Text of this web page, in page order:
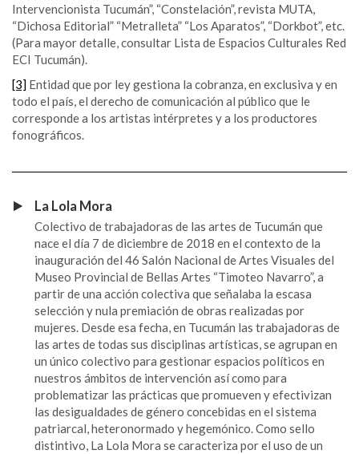
Intervencionista Tucumán”, “Constelación”, revista MUTA,
“Dichosa Editorial” “Metralleta” “Los Aparatos”, “Dorkbot”, etc.
(Para mayor detalle, consultar Lista de Espacios Culturales Red
ECI Tucumán).
[3] Entidad que por ley gestiona la cobranza, en exclusiva y en
todo el país, el derecho de comunicación al público que le
corresponde a los artistas intérpretes y a los productores
fonográficos.
La Lola Mora
Colectivo de trabajadoras de las artes de Tucumán que
nace el día 7 de diciembre de 2018 en el contexto de la
inauguración del 46 Salón Nacional de Artes Visuales del
Museo Provincial de Bellas Artes “Timoteo Navarro”, a
partir de una acción colectiva que señalaba la escasa
selección y nula premiación de obras realizadas por
mujeres. Desde esa fecha, en Tucumán las trabajadoras de
las artes de todas sus disciplinas artísticas, se agrupan en
un único colectivo para gestionar espacios políticos en
nuestros ámbitos de intervención así como para
problematizar las prácticas que promueven y efectivizan
las desigualdades de género concebidas en el sistema
patriarcal, heteronormado y hegemónico. Como sello
distintivo, La Lola Mora se caracteriza por el uso de un